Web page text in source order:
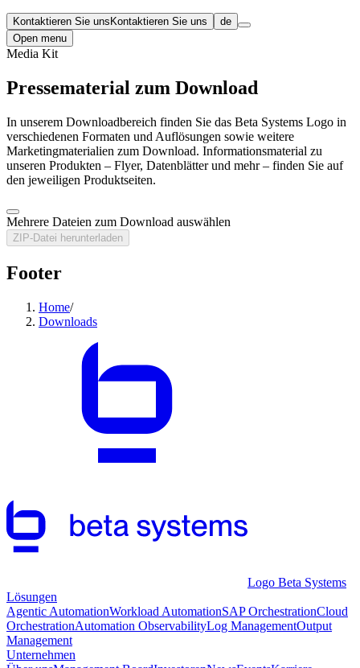
Kontaktieren Sie uns Kontaktieren Sie uns
de
Open menu
Media Kit
Pressematerial zum Download
In unserem Downloadbereich finden Sie das Beta Systems Logo in
verschiedenen Formaten und Auflösungen sowie weitere
Marketingmaterialien zum Download. Informationsmaterial zu
unseren Produkten – Flyer, Datenblätter und mehr – finden Sie auf
den jeweiligen Produktseiten.
Mehrere Dateien zum Download auswählen
ZIP-Datei herunterladen
Footer
Home/
Downloads
Logo Beta Systems
Lösungen
Agentic AutomationWorkload AutomationSAP OrchestrationCloud
OrchestrationAutomation ObservabilityLog ManagementOutput
Management
Unternehmen